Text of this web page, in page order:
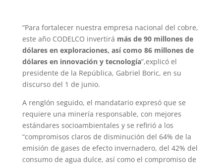
“Para fortalecer nuestra empresa nacional del cobre,
este año CODELCO invertirá más de 90 millones de
dólares en exploraciones, así como 86 millones de
dólares en innovación y tecnología”,explicó el
presidente de la República, Gabriel Boric, en su
discurso del 1 de junio.
A renglón seguido, el mandatario expresó que se
requiere una minería responsable, con mejores
estándares socioambientales y se refirió a los
“compromisos claros de disminución del 64% de la
emisión de gases de efecto invernadero, del 42% del
consumo de agua dulce, así como el compromiso de